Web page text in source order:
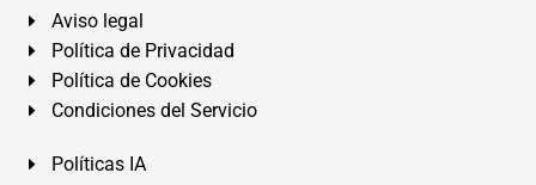
Aviso legal
Política de Privacidad
Política de Cookies
Condiciones del Servicio
Políticas IA